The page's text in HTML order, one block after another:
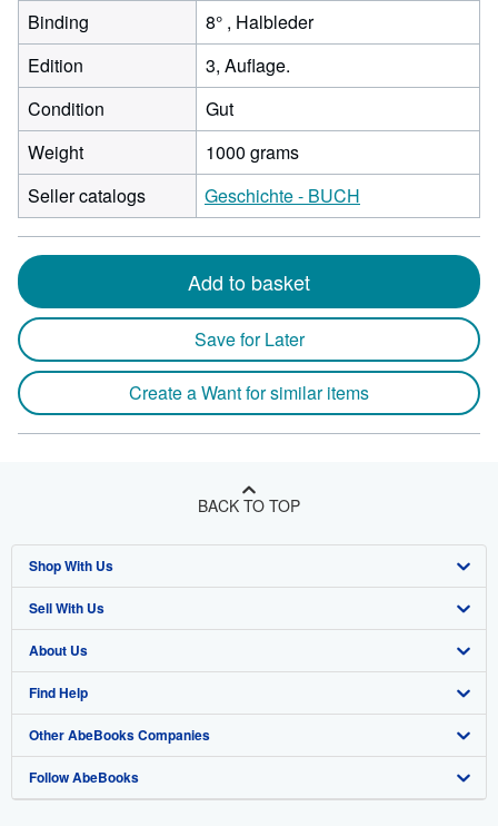
Binding
8° , Halbleder
Edition
3, Auflage.
Condition
Gut
Weight
1000 grams
Seller catalogs
Geschichte - BUCH
Add to basket
Save for Later
Create a Want for similar items
BACK TO TOP
Shop With Us
Advanced Search
Browse Collections
My Account
My Orders
View Basket
Sell With Us
Start Selling
Join Our Affiliate Program
Book Buyback
Refer a seller
About Us
About AbeBooks
Media
Careers
Find Help
Help
Customer Support
Other AbeBooks Companies
AbeBooks.co.uk
Follow AbeBooks